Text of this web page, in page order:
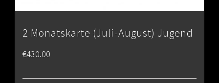
2 Monatskarte (Juli-August) Jugend
€430.00